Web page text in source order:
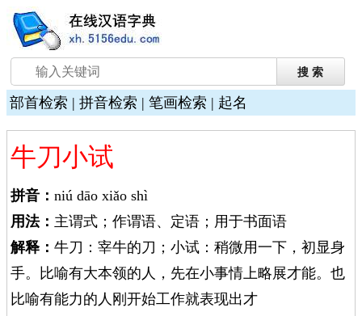
部首检索 | 拼音检索 | 笔画检索 | 起名
牛刀小试
拼音： niú dāo xiǎo shì
用法： 主谓式；作谓语、定语；用于书面语
解释： 牛刀：宰牛的刀；小试：稍微用一下，初显身
手。比喻有大本领的人，先在小事情上略展才能。也
比喻有能力的人刚开始工作就表现出才